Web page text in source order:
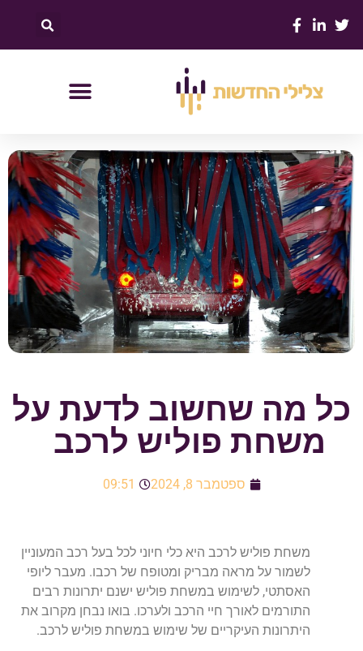
כל מה שחשוב לדעת על
משחת פוליש לרכב
ספטמבר 8, 2024 09:51
משחת פוליש לרכב היא כלי חיוני לכל בעל רכב המעוניין
לשמור על מראה מבריק ומטופח של רכבו. מעבר ליופי
האסתטי, לשימוש במשחת פוליש ישנם יתרונות רבים
התורמים לאורך חיי הרכב ולערכו. בואו נבחן מקרוב את
היתרונות העיקריים של שימוש במשחת פוליש לרכב.